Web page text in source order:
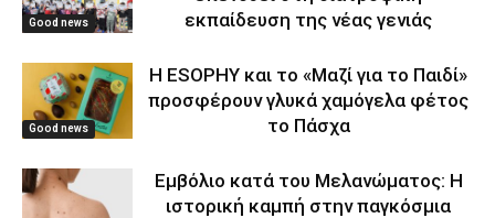
Good news
εκπαίδευση της νέας γενιάς
Good news
Η ESOPHY και το «Μαζί για το Παιδί»
προσφέρουν γλυκά χαμόγελα φέτος
το Πάσχα
Εμβόλιο κατά του Μελανώματος: Η
ιστορική καμπή στην παγκόσμια